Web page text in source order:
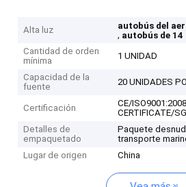
Alta luz
autobús del
, autobús de 14
Cantidad de orden
mínima
1 UNIDAD
Capacidad de la
fuente
20 UNIDADES
Certificación
CE/
CERTIFICATE/
Detalles de
empaquetado
Paquete
transporte
Lugar de origen
China